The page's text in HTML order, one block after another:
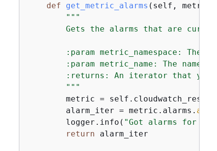
def get_metric_alarms ( self,
"""
Gets the alarms that are
:param metric_namespace: The
:param metric_name: The name
:returns: An iterator that
        """
metric =
        alarm_iter = metric.alarms.
all
        logger.info(
"Got alarms for
return alarm_iter